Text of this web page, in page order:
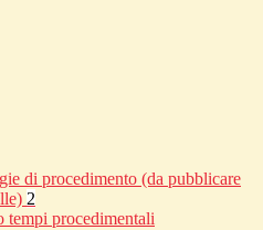
di procedimento (da pubblicare
2
tempi procedimentali